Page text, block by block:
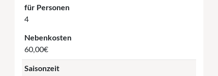
für Personen
4
Nebenkosten
60,00€
Saisonzeit